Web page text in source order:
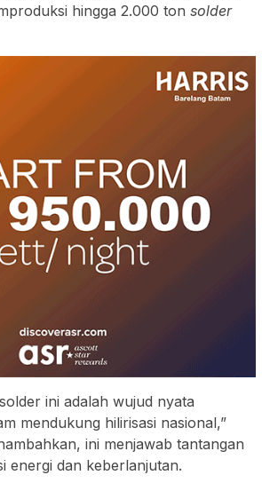
hingga 2.000 ton solder
ini adalah wujud nyata
mendukung hilirisasi nasional,”
ini menjawab tantangan
energi dan keberlanjutan.